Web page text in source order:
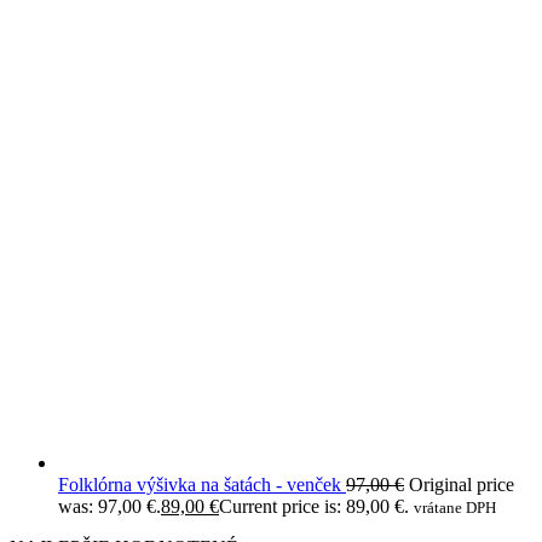
Folklórna výšivka na šatách - venček 97,00€ Original price
was: 97,00 €.89,00 €Current price is: 89,00 €. vrátane DPH